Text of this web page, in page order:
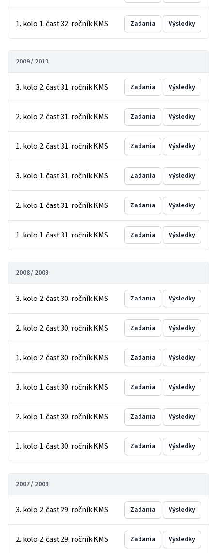
1. kolo 1. časť 32. ročník KMS Zadania Výsledky
2009 / 2010
3. kolo 2. časť 31. ročník KMS Zadania Výsledky
2. kolo 2. časť 31. ročník KMS Zadania Výsledky
1. kolo 2. časť 31. ročník KMS Zadania Výsledky
3. kolo 1. časť 31. ročník KMS Zadania Výsledky
2. kolo 1. časť 31. ročník KMS Zadania Výsledky
1. kolo 1. časť 31. ročník KMS Zadania Výsledky
2008 / 2009
3. kolo 2. časť 30. ročník KMS Zadania Výsledky
2. kolo 2. časť 30. ročník KMS Zadania Výsledky
1. kolo 2. časť 30. ročník KMS Zadania Výsledky
3. kolo 1. časť 30. ročník KMS Zadania Výsledky
2. kolo 1. časť 30. ročník KMS Zadania Výsledky
1. kolo 1. časť 30. ročník KMS Zadania Výsledky
2007 / 2008
3. kolo 2. časť 29. ročník KMS Zadania Výsledky
2. kolo 2. časť 29. ročník KMS Zadania Výsledky